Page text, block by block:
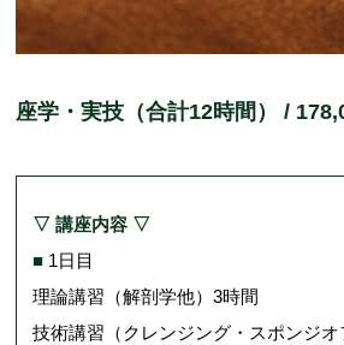
座学・実技（合計12時間） /
▽ 講座内容 ▽
■ 1日目
理論講習（解剖学他）3時間
技術講習（クレンジング・スポンジ